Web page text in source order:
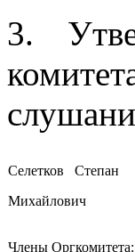
3.
Селетков Степан
Михайлович
Члены Оргкомитета: